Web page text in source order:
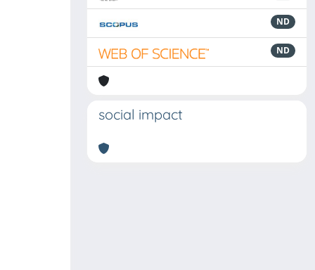
ND
ND
social impact